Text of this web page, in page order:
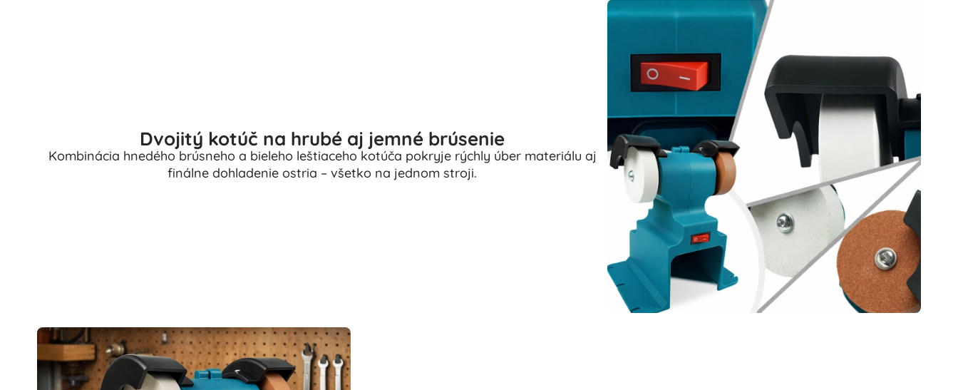
Dvojitý kotúč na hrubé aj jemné brúsenie
Kombinácia hnedého brúsneho a bieleho leštiaceho kotúča pokryje rýchly úber materiálu aj
finálne dohladenie ostria – všetko na jednom stroji.